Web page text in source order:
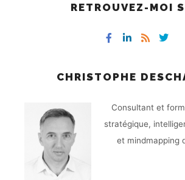
RETROUVEZ-MOI
CHRISTOPHE
Consultant et
stratégique,
et mindmapping